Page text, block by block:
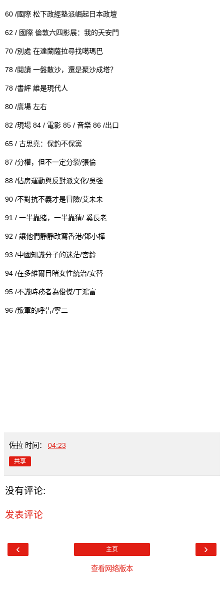
60 /國際 松下政經塾派崛起日本政壇
62 / 國際 倫敦六四影展：我的天安門
70 /別處 在達蘭薩拉尋找噶瑪巴
78 /閱讀 一盤散沙，還是聚沙成塔？
78 /書評 誰是現代人
80 /廣場 左右
82 /現場 84 / 電影 85 / 音樂 86 /出口
65 / 古思堯：保釣不保黨
87 /分權，但不一定分裂/張倫
88 /佔房運動與反對派文化/吳強
90 /不對抗不義才是冒險/艾未未
91 / 一半靠賭，一半靠猜/ 奚長老
92 / 讓他們靜靜改寫香港/鄧小樺
93 /中國知識分子的迷茫/宮鈴
94 /在多維爾目睹女性統治/安替
95 /不識時務者為俊傑/丁鴻富
96 /叛軍的呼告/寧二
佐拉 时间： 04:23
共享
没有评论:
发表评论
‹ ›
主页
查看网络版本